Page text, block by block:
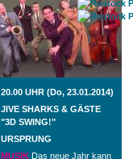
20.00 UHR (Do, 23.01.2014)
JIVE SHARKS & GÄSTE
"3D SWING!"
URSPRUNG
MUSIK Das neue Jahr kann